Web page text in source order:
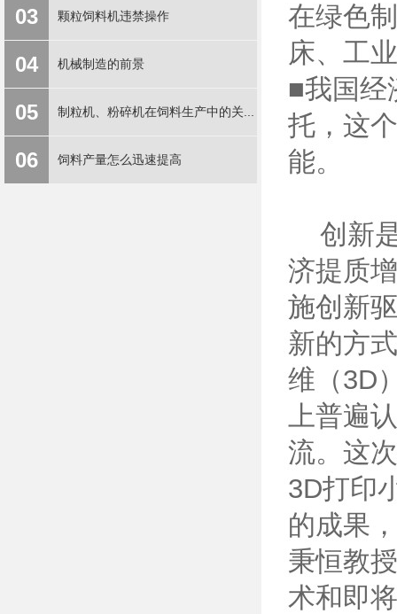
03 颗粒饲料机违禁操作
04 机械制造的前景
05 制粒机、粉碎机在饲料生产中的关...
06 饲料产量怎么迅速提高
在绿色
床、工
■我国经
托，这
能。
创新是
济提质
施创新
新的方
维（3D
上普遍
流。这
3D打印
的成果
秉恒教
术和即